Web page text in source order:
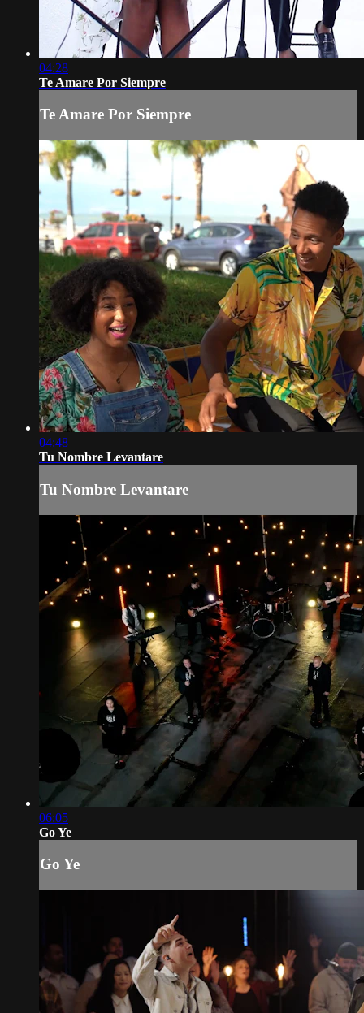
04:28
Te Amare Por Siempre
Te Amare Por Siempre
04:48
Tu Nombre Levantare
Tu Nombre Levantare
06:05
Go Ye
Go Ye